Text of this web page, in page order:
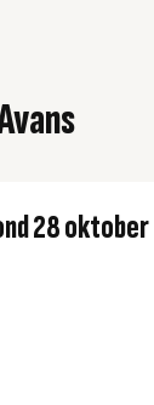
28 oktober